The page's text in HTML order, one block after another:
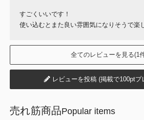
すごくいいです！
使い込むとまた良い雰囲気になりそうで楽
全てのレビューを見る(1
レビューを投稿 (掲載で100ptプ
売れ筋商品Popular items